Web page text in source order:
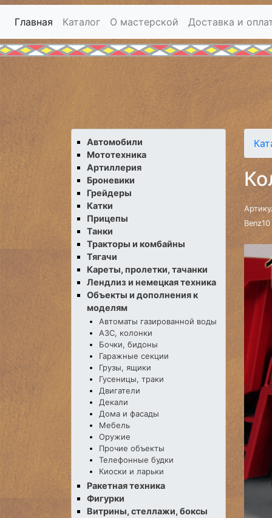
Главная Каталог О мастерской Доставка и
Автомобили
Мототехника
Артиллерия
Броневики
Грейдеры
Катки
Прицепы
Танки
Тракторы и комбайны
Тягачи
Кареты, пролетки, тачанки
Лендлиз и немецкая техника
Объекты и дополнения к
моделям
Автоматы газированной воды
АЗС, колонки
Бочки, бидоны
Гаражные секции
Грузы, ящики
Гусеницы, траки
Двигатели
Декали
Дома и фасады
Мебель
Оружие
Прочие объекты
Телефонные будки
Киоски и ларьки
Ракетная техника
Фигурки
Витрины, стеллажи, боксы
Benz10